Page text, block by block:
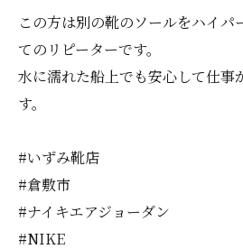
この方は別の靴のソールをハイパ
てのリピーターです。
水に濡れた船上でも安心して仕事
す。
#いずみ靴店
#倉敷市
#ナイキエアジョーダン
#NIKE